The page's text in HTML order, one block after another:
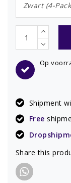
Zwart (4-
Op
Shipment
Free
Share this